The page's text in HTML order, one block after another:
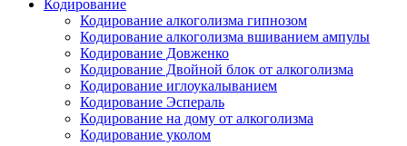
Кодирование
Кодирование алкоголизма гипнозом
Кодирование алкоголизма вшиванием ампулы
Кодирование Довженко
Кодирование Двойной блок от алкоголизма
Кодирование иглоукалыванием
Кодирование Эспераль
Кодирование на дому от алкоголизма
Кодирование уколом